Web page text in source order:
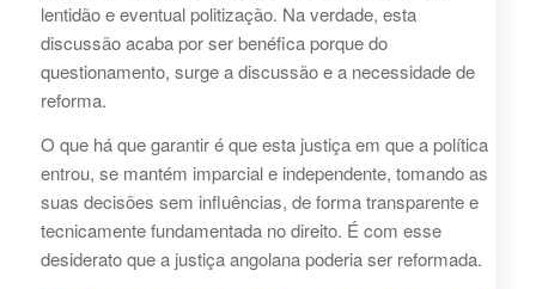
lentidão e eventual politização. Na verdade, esta
discussão acaba por ser benéfica porque do
questionamento, surge a discussão e a necessidade de
reforma.
O que há que garantir é que esta justiça em que a política
entrou, se mantém imparcial e independente, tomando as
suas decisões sem influências, de forma transparente e
tecnicamente fundamentada no direito. É com esse
desiderato que a justiça angolana poderia ser reformada.